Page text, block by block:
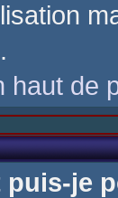
haut de
puis-je